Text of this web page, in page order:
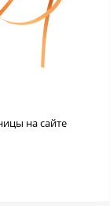
на сайте